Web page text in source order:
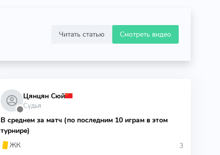
Читать статью Смотреть видео
⬤
Цянцян Сюй
Судья
В среднем за матч (по последним 10 играм в этом
турнире)
ЖК
3